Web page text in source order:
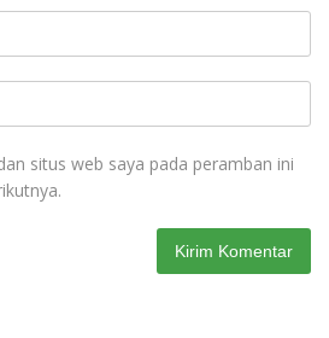
situs web saya pada peramban ini